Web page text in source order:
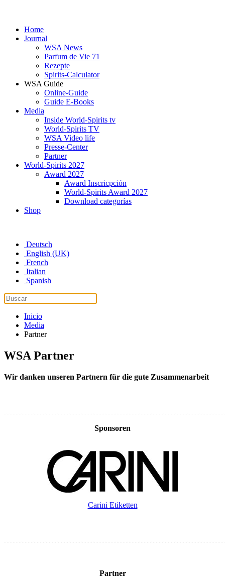
Home
Journal
WSA News
Parfum de Vie 71
Rezepte
Spirits-Calculator
WSA Guide
Online-Guide
Guide E-Books
Media
Inside World-Spirits tv
World-Spirits TV
WSA Video life
Presse-Center
Partner
World-Spirits 2027
Award 2027
Award Inscricpción
World-Spirits Award 2027
Download categorías
Shop
Deutsch
English (UK)
French
Italian
Spanish
Inicio
Media
Partner
WSA Partner
Wir danken unseren Partnern für die gute Zusammenarbeit
Sponsoren
Carini Etiketten
Partner